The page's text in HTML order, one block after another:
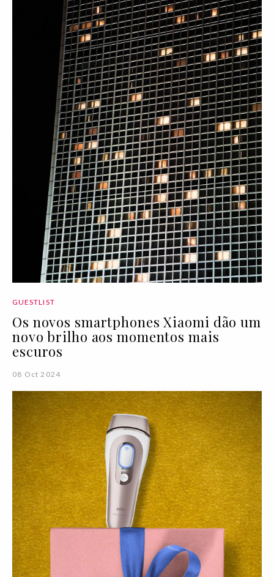
GUESTLIST
Os novos smartphones Xiaomi dão um
novo brilho aos momentos mais
escuros
08 Oct 2024